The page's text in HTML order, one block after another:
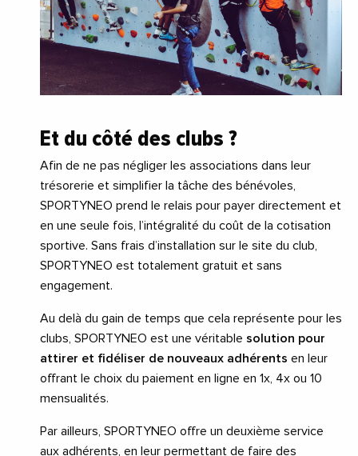
Et du côté des clubs ?
Afin de ne pas négliger les associations dans leur
trésorerie et simplifier la tâche des bénévoles,
SPORTYNEO prend le relais pour payer directement et
en une seule fois, l’intégralité du coût de la cotisation
sportive. Sans frais d’installation sur le site du club,
SPORTYNEO est totalement gratuit et sans
engagement.
Au delà du gain de temps que cela représente pour les
clubs, SPORTYNEO est une véritable solution pour
attirer et fidéliser de nouveaux adhérents en leur
offrant le choix du paiement en ligne en 1x, 4x ou 10
mensualités.
Par ailleurs, SPORTYNEO offre un deuxième service
aux adhérents, en leur permettant de faire des